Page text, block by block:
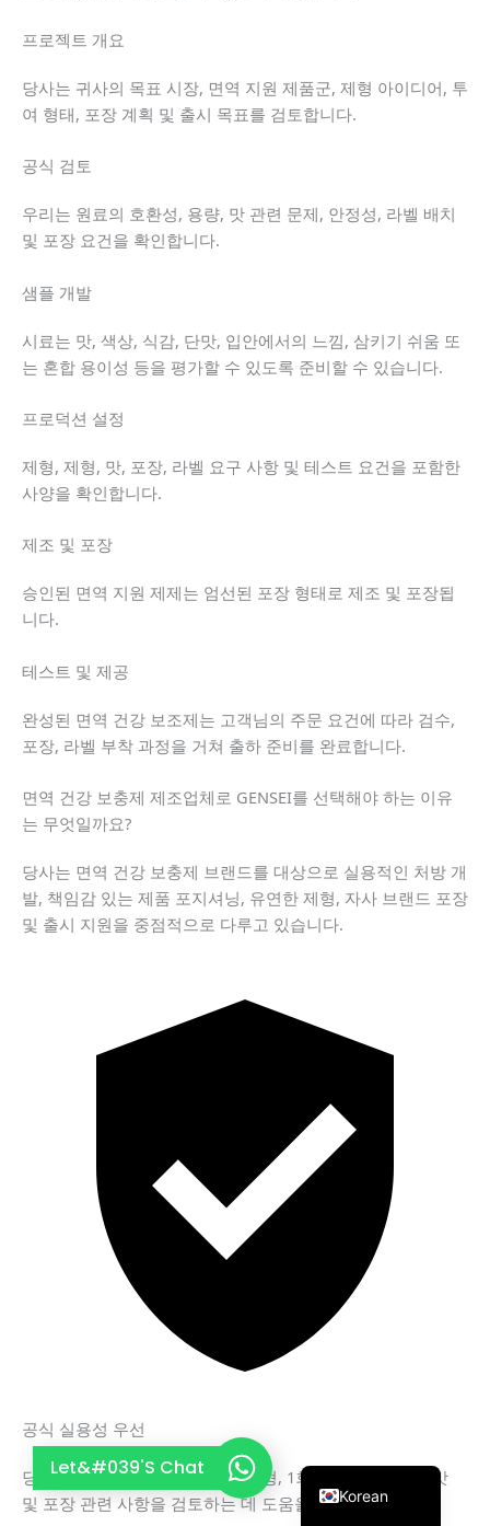
프로젝트 개요
당사는 귀사의 목표 시장, 면역 지원 제품군, 제형 아이디어, 투
여 형태, 포장 계획 및 출시 목표를 검토합니다.
공식 검토
우리는 원료의 호환성, 용량, 맛 관련 문제, 안정성, 라벨 배치
및 포장 요건을 확인합니다.
샘플 개발
시료는 맛, 색상, 식감, 단맛, 입안에서의 느낌, 삼키기 쉬움 또
는 혼합 용이성 등을 평가할 수 있도록 준비할 수 있습니다.
프로덕션 설정
제형, 제형, 맛, 포장, 라벨 요구 사항 및 테스트 요건을 포함한
사양을 확인합니다.
제조 및 포장
승인된 면역 지원 제제는 엄선된 포장 형태로 제조 및 포장됩
니다.
테스트 및 제공
완성된 면역 건강 보조제는 고객님의 주문 요건에 따라 검수,
포장, 라벨 부착 과정을 거쳐 출하 준비를 완료합니다.
면역 건강 보충제 제조업체로 GENSEI를 선택해야 하는 이유
는 무엇일까요?
당사는 면역 건강 보충제 브랜드를 대상으로 실용적인 처방 개
발, 책임감 있는 제품 포지셔닝, 유연한 제형, 자사 브랜드 포장
및 출시 지원을 중점적으로 다루고 있습니다.
공식 실용성 우선
당사는 생산에 앞서 유효 성분, 제형, 1회 섭취량, 안정성, 맛
및 포장 관련 사항을 검토하는 데 도움을 드립니다.
Let&#039's Chat
Korean
Portuguese
Turkish
Spanish
Vietnamese
Russian
Arabic